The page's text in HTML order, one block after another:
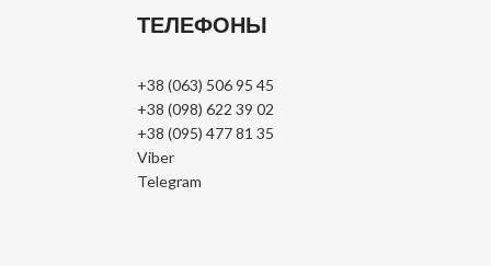
ТЕЛЕФОНЫ
+38 (063) 506 95 45
+38 (098) 622 39 02
+38 (095) 477 81 35
Viber
Telegram